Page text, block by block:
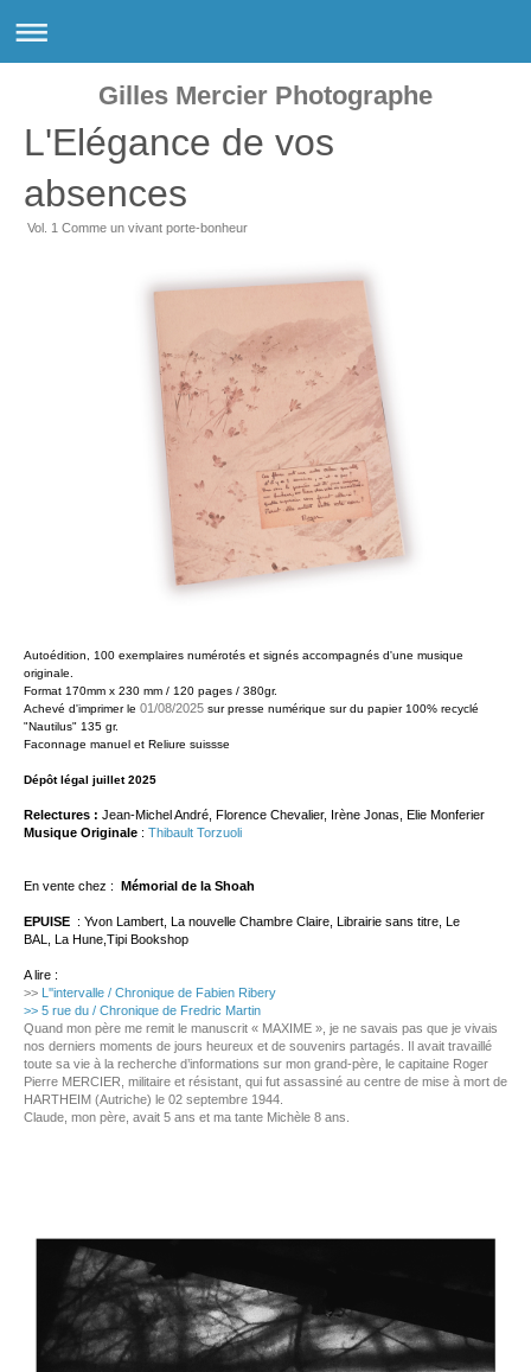
Gilles Mercier Photographe
L'Elégance de vos
absences
Vol. 1 Comme un vivant porte-bonheur
Autoédition, 100 exemplaires numérotés et signés accompagnés d'une musique
originale.
Format 170mm x 230 mm / 120 pages / 380gr.
Achevé d'imprimer le 01/08/2025 sur presse numérique sur du papier 100% recyclé
"Nautilus" 135 gr.
Faconnage manuel et Reliure suissse
Dépôt légal juillet 2025
Relectures : Jean-Michel André, Florence Chevalier, Irène Jonas, Elie Monferier
Musique Originale : Thibault Torzuoli
En vente chez : Mémorial de la Shoah
EPUISE : Yvon Lambert, La nouvelle Chambre Claire, Librairie sans titre , Le
BAL, La Hune ,Tipi Bookshop
A lire :
>> L''intervalle / Chronique de Fabien Ribery
>> 5 rue du / Chronique de Fredric Martin
Quand mon père me remit le manuscrit « MAXIME », je ne savais pas que je vivais
nos derniers moments de jours heureux et de souvenirs partagés. Il avait travaillé
toute sa vie à la recherche d’informations sur mon grand-père, le capitaine Roger
Pierre MERCIER, militaire et résistant, qui fut assassiné au centre de mise à mort de
HARTHEIM (Autriche) le 02 septembre 1944.
Claude, mon père, avait 5 ans et ma tante Michèle 8 ans.